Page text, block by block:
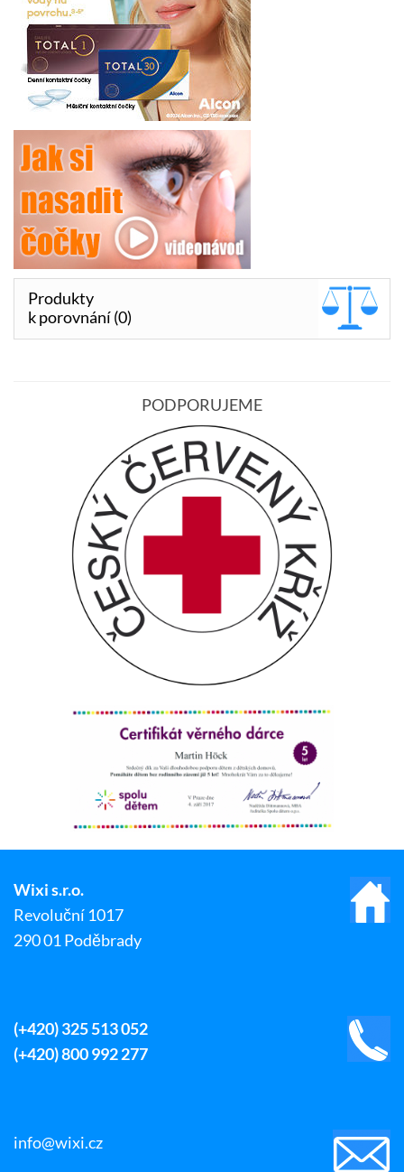
Produkty
k porovnání (0)
PODPORUJEME
Wixi s.r.o.
Revoluční 1017
290 01 Poděbrady
(+420) 325 513 052
(+420) 800 992 277
info@wixi.cz